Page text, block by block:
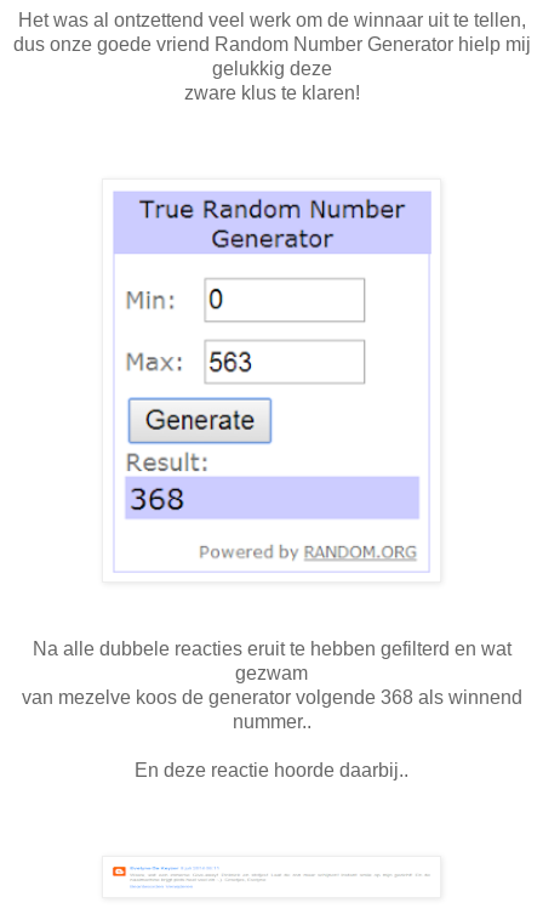
Het was al ontzettend veel werk om de winnaar uit te tellen,
dus onze goede vriend Random Number Generator hielp mij
gelukkig deze
zware klus te klaren!
Na alle dubbele reacties eruit te hebben gefilterd en wat
gezwam
van mezelve koos de generator volgende 368 als winnend
nummer..
En deze reactie hoorde daarbij..